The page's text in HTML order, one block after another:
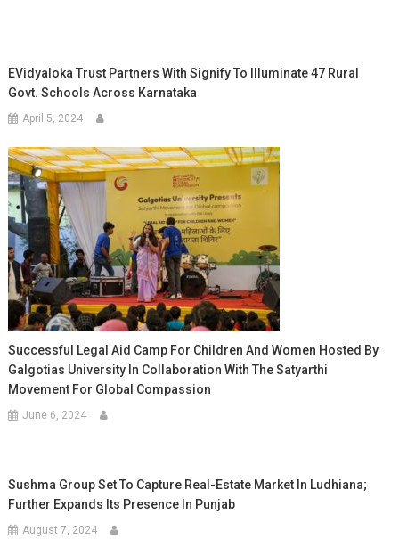
EVidyaloka Trust Partners With Signify To Illuminate 47 Rural
Govt. Schools Across Karnataka
April 5, 2024
Successful Legal Aid Camp For Children And Women Hosted By
Galgotias University In Collaboration With The Satyarthi
Movement For Global Compassion
June 6, 2024
Sushma Group Set To Capture Real-Estate Market In Ludhiana;
Further Expands Its Presence In Punjab
August 7, 2024